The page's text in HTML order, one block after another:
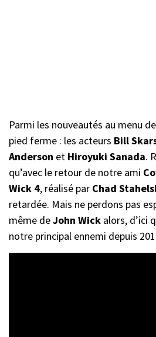
Parmi les nouveautés au menu
pied ferme : les acteurs Bill
Anderson et Hiroyuki Sanada.
qu’avec le retour de notre ami
Wick 4, réalisé par Chad
retardée. Mais ne perdons pas
même deJohn Wick alors, d’ici
notre principal ennemi depuis